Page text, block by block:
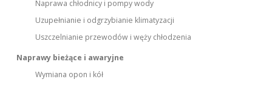
Naprawa chłodnicy i pompy wody
Uzupełnianie i odgrzybianie klimatyzacji
Uszczelnianie przewodów i węży chłodzenia
Naprawy bieżące i awaryjne
Wymiana opon i kół